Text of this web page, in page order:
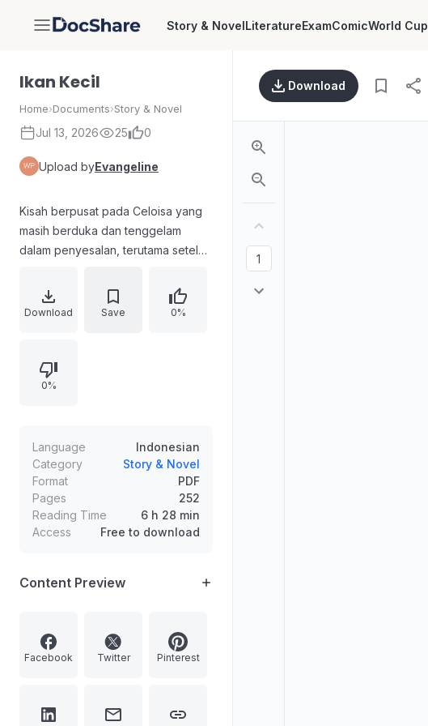
DocShare Story & NovelLiteratureExamComicWorld Cup
Ikan Kecil
Home›Documents›Story & Novel
Jul 13, 2026 25 0
Upload byEvangeline
Kisah berpusat pada Celoisa yang
masih berduka dan tenggelam
dalam penyesalan, terutama setelah
membawanya pada keyakinan
bahwa semuanya adalah
menegaskan bahwa tidak ada pihak
yang patut disalahkan, serta
Download Save 0%
0%
Language
Indonesian
Category
Story & Novel
Format
PDF
Pages
252
Reading Time
6 h 28 min
Access
Free to download
Content Preview
Facebook Twitter Pinterest
Download